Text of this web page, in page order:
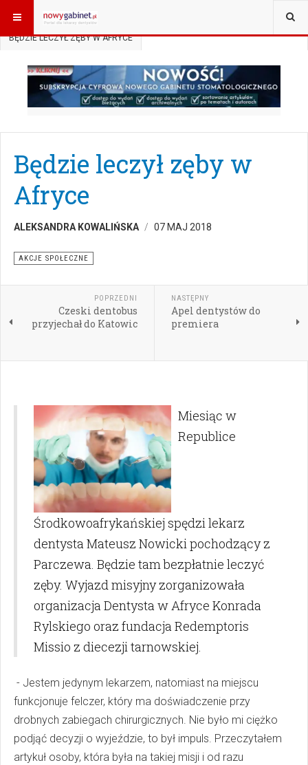
JESTEŚ TUTAJ: START
BĘDZIE LECZYŁ ZĘBY W AFRYCE
Będzie leczył zęby w
Afryce
ALEKSANDRA KOWALIŃSKA 07 MAJ 2018
AKCJE SPOŁECZNE
POPRZEDNI
Czeski dentobus
przyjechał do Katowic
NASTĘPNY
Apel dentystów do
premiera
Miesiąc w
Republice
Środkowoafrykańskiej spędzi lekarz
dentysta Mateusz Nowicki pochodzący z
Parczewa. Będzie tam bezpłatnie leczyć
zęby. Wyjazd misyjny zorganizowała
organizacja Dentysta w Afryce Konrada
Rylskiego oraz fundacja Redemptoris
Missio z diecezji tarnowskiej.
- Jestem jedynym lekarzem, natomiast na miejscu
funkcjonuje felczer, który ma doświadczenie przy
drobnych zabiegach chirurgicznych. Nie było mi ciężko
podjąć decyzji o wyjeździe, to był impuls. Przeczytałem
artykuł osoby, która była na takiej misji i od razu